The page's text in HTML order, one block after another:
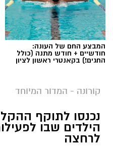
המבצע החם של העונה:
חודשיים + חודש מתנה (כולל
החגים!) בקאנטרי ראשון לציון
קורונה - המדור המיוחד
נכנסו לתוקף
הילדים שבו
לרחצה